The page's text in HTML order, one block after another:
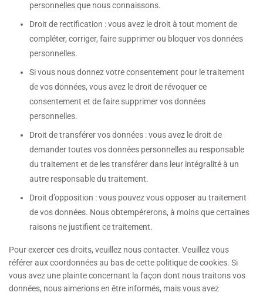
personnelles que nous connaissons.
Droit de rectification : vous avez le droit à tout moment de
compléter, corriger, faire supprimer ou bloquer vos données
personnelles.
Si vous nous donnez votre consentement pour le traitement
de vos données, vous avez le droit de révoquer ce
consentement et de faire supprimer vos données
personnelles.
Droit de transférer vos données : vous avez le droit de
demander toutes vos données personnelles au responsable
du traitement et de les transférer dans leur intégralité à un
autre responsable du traitement.
Droit d’opposition : vous pouvez vous opposer au traitement
de vos données. Nous obtempérerons, à moins que certaines
raisons ne justifient ce traitement.
Pour exercer ces droits, veuillez nous contacter. Veuillez vous
référer aux coordonnées au bas de cette politique de cookies. Si
vous avez une plainte concernant la façon dont nous traitons vos
données, nous aimerions en être informés, mais vous avez